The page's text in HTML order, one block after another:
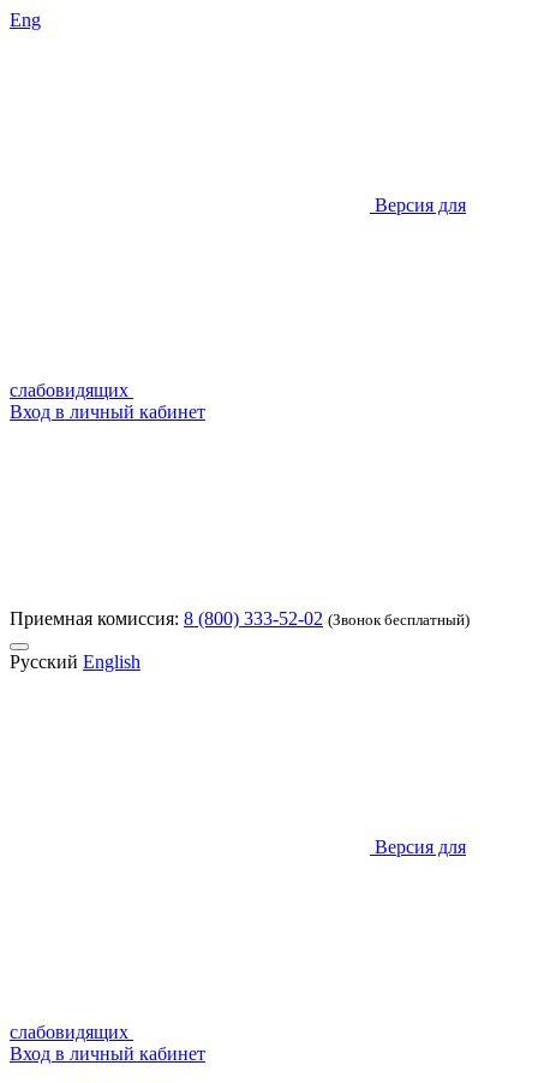
Eng
Версия для
слабовидящих
Вход в личный кабинет
Приемная комиссия: 8 (800) 333-52-02 (Звонок бесплатный)
Русский English
Версия для
слабовидящих
Вход в личный кабинет